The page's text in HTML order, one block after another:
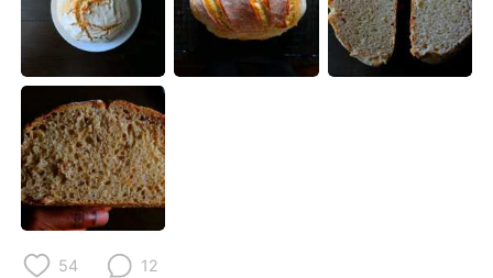
Deutsch 한국어
Русский
Indonesia
Türkçe
Português
54 12